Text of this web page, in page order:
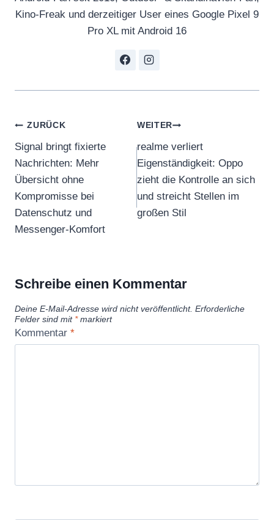
Kino-Freak und derzeitiger User eines Google Pixel 9
Pro XL mit Android 16
Beitragsnavigation
ZURÜCK
Signal bringt fixierte
Nachrichten: Mehr
Übersicht ohne
Kompromisse bei
Datenschutz und
Messenger-Komfort
WEITER
realme verliert
Eigenständigkeit: Oppo
zieht die Kontrolle an sich
und streicht Stellen im
großen Stil
Schreibe einen Kommentar
Deine E-Mail-Adresse wird nicht veröffentlicht. Erforderliche
Felder sind mit *markiert
Kommentar *